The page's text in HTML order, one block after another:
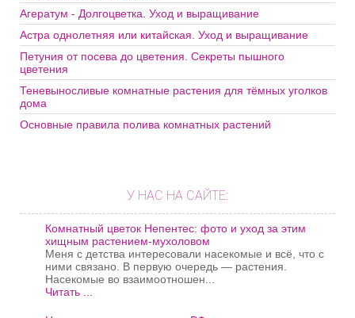
Агератум - Долгоцветка. Уход и выращивание
Астра однолетняя или китайская. Уход и выращивание
Петуния от посева до цветения. Секреты пышного
цветения
Теневыносливые комнатные растения для тёмных уголков
дома
Основные правила полива комнатных растений
У НАС НА САЙТЕ:
Комнатный цветок Непентес: фото и уход за этим
хищным растением-мухоловом
Меня с детства интересовали насекомые и всё, что с
ними связано. В первую очередь — растения.
Насекомые во взаимоотношен...
Читать ...